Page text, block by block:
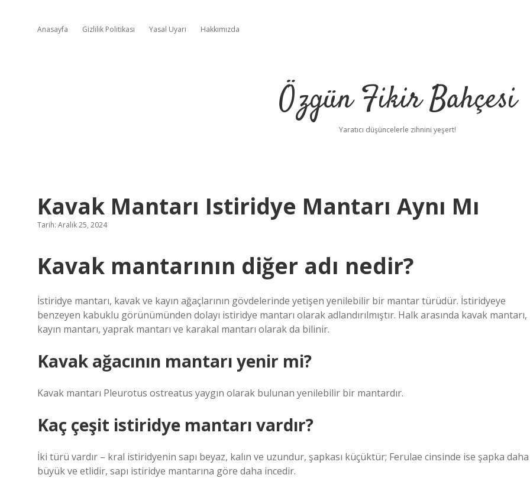
Anasayfa Gizlilik Politikası Yasal Uyarı Hakkımızda
Özgün Fikir Bahçesi
Yaratıcı düşüncelerle zihnini yeşert!
Kavak Mantarı Istiridye Mantarı Aynı Mı
Tarih: Aralık 25, 2024
Kavak mantarının diğer adı nedir?
İstiridye mantarı, kavak ve kayın ağaçlarının gövdelerinde yetişen yenilebilir bir mantar türüdür. İstiridyeye
benzeyen kabuklu görünümünden dolayı istiridye mantarı olarak adlandırılmıştır. Halk arasında kavak mantarı,
kayın mantarı, yaprak mantarı ve karakal mantarı olarak da bilinir.
Kavak ağacının mantarı yenir mi?
Kavak mantarı Pleurotus ostreatus yaygın olarak bulunan yenilebilir bir mantardır.
Kaç çeşit istiridye mantarı vardır?
İki türü vardır – kral istiridyenin sapı beyaz, kalın ve uzundur, şapkası küçüktür; Ferulae cinsinde ise şapka daha
büyük ve etlidir, sapı istiridye mantarına göre daha incedir.